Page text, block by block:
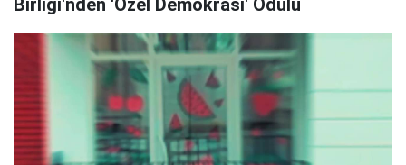
Birliği'nden 'Özel Demokrasi' Ödülü